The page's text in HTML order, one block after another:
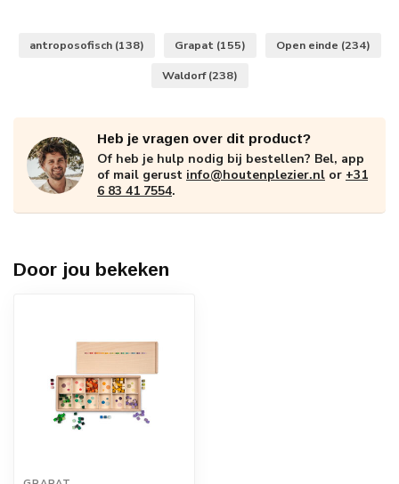
antroposofisch (138) Grapat (155) Open einde (234)
Waldorf(238)
Heb je vragen over dit product?
Of heb je hulp nodig bij bestellen? Bel, app
of mail gerust info@houtenplezier.nl or +31
6 83 41 7554.
Door jou bekeken